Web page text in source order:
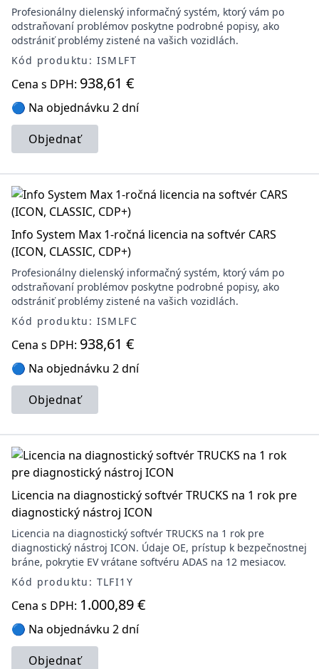
Profesionálny dielenský informačný systém, ktorý vám po
odstraňovaní problémov poskytne podrobné popisy, ako
odstrániť problémy zistené na vašich vozidlách.
Kód produktu: ISMLFT
Cena s DPH: 938,61 €
🔵 Na objednávku 2 dní
Objednať
Info System Max 1-ročná licencia na softvér CARS
(ICON, CLASSIC, CDP+)
Profesionálny dielenský informačný systém, ktorý vám po
odstraňovaní problémov poskytne podrobné popisy, ako
odstrániť problémy zistené na vašich vozidlách.
Kód produktu: ISMLFC
Cena s DPH: 938,61 €
🔵 Na objednávku 2 dní
Objednať
Licencia na diagnostický softvér TRUCKS na 1 rok pre
diagnostický nástroj ICON
Licencia na diagnostický softvér TRUCKS na 1 rok pre
diagnostický nástroj ICON. Údaje OE, prístup k bezpečnostnej
bráne, pokrytie EV vrátane softvéru ADAS na 12 mesiacov.
Kód produktu: TLFI1Y
Cena s DPH: 1.000,89 €
🔵 Na objednávku 2 dní
Objednať